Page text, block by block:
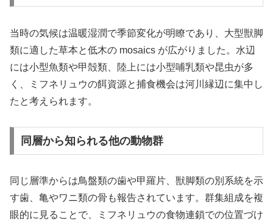
当時の気候は温暖湿潤で季節変化が明瞭であり、大型獣脚
類に適した草本と低木の mosaics が広がりました。水辺
には小型魚類や甲殻類、陸上には小型哺乳類や昆虫が多
く、ミフネリュウの餌資源と捕食機会は河川縁辺に集中し
たと考えられます。
同層から知られる他の動物群
同じ層準からは鳥盤類の歯や甲羅片、獣脚類の別系統を示
す歯、亀やワニ類の骨も報告されています。群集組成を複
眼的に見ることで、ミフネリュウの食物連鎖での位置づけ